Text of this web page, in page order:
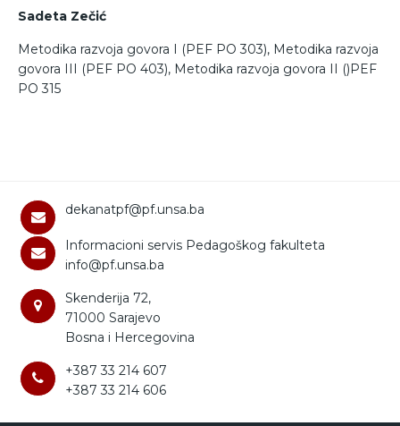
Sadeta Zečić
Metodika razvoja govora I (PEF PO 303), Metodika razvoja
govora III (PEF PO 403), Metodika razvoja govora II ()PEF
PO 315
dekanatpf@pf.unsa.ba
Informacioni servis Pedagoškog fakulteta
info@pf.unsa.ba
Skenderija 72,
71000 Sarajevo
Bosna i Hercegovina
+387 33 214 607
+387 33 214 606